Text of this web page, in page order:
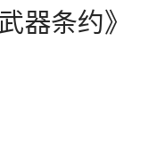
器条约》